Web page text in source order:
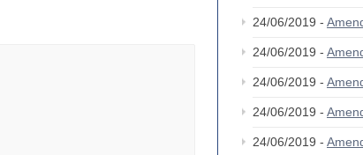
24/06/2019 -
24/06/2019 -
24/06/2019 -
24/06/2019 -
24/06/2019 -